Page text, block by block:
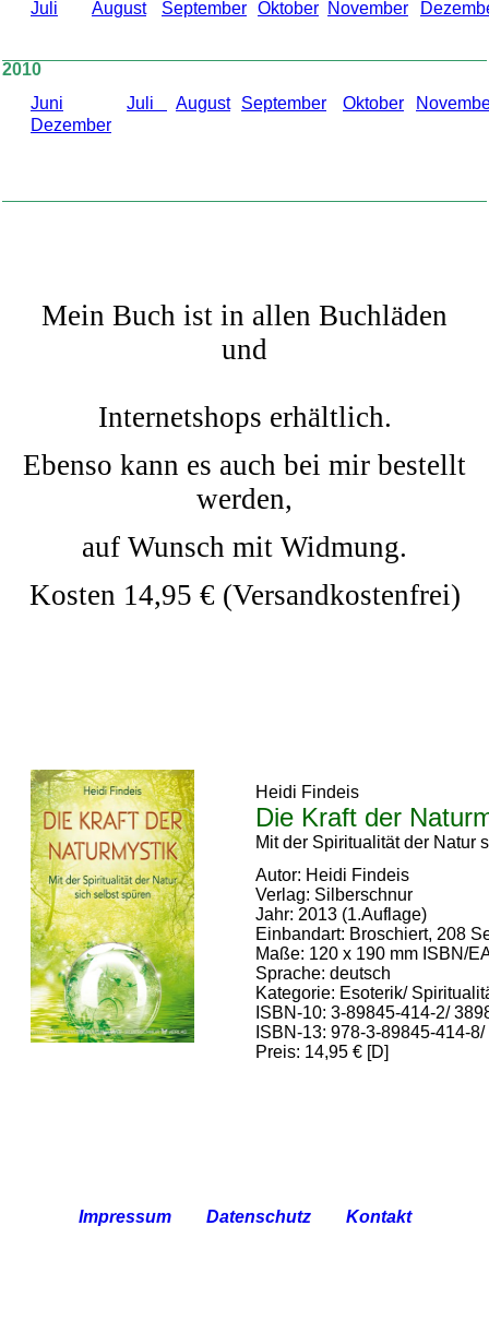
Juli August September Oktober November
2010
Juni
Juli August September Oktober
Dezember
Mein Buch ist in allen Buchläden
und
Internetshops erhältlich.
Ebenso kann es auch bei mir bestellt
werden,
auf Wunsch mit Widmung.
Kosten 14,95 € (Versandkostenfrei)
Heidi Findeis
Die Kraft der
Mit der Spiritualität der Natur
Autor: Heidi Findeis
Verlag: Silberschnur
Jahr: 2013 (1.Auflage)
Einbandart: Broschiert, 208
Maße: 120 x 190 mm ISBN/
Sprache: deutsch
Kategorie: Esoterik/
ISBN-10: 3-89845-414-2/
ISBN-13: 978-3-89845-414-
Preis: 14,95 € [D]
Impressum Datenschutz Kontakt